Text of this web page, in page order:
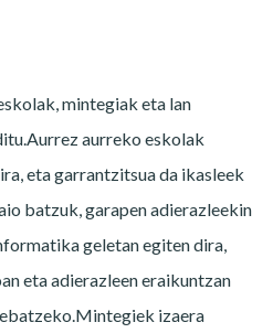
mintegiak eta lan
aurreko eskolak
eta garrantzitsua da ikasleek
batzuk, garapen adierazleekin
geletan egiten dira,
eta adierazleen eraikuntzan
izaera